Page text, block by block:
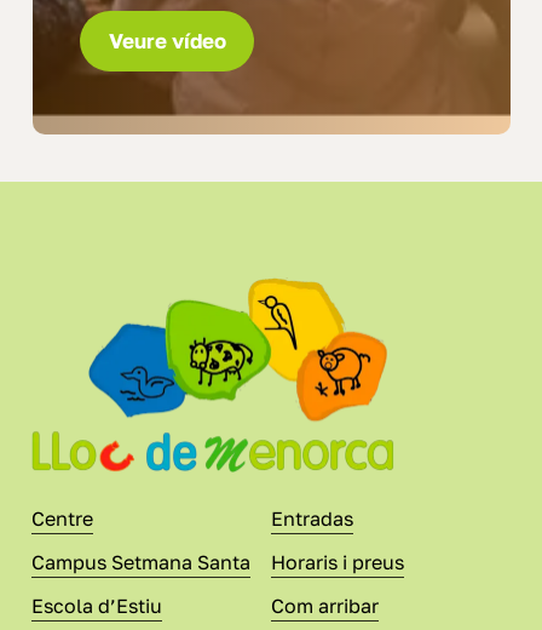
Veure vídeo
Centre
Campus Setmana Santa
Escola d’Estiu
Entradas
Horaris i preus
Com arribar